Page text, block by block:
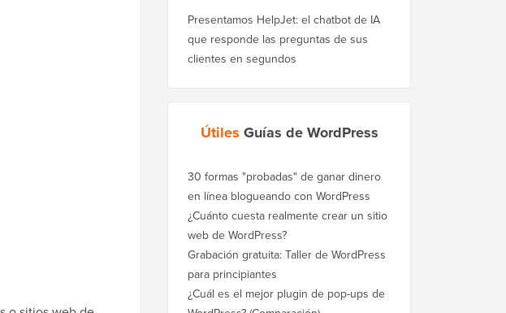
Presentamos HelpJet: el chatbot de IA
que responde las preguntas de sus
clientes en segundos
Útiles Guías de WordPress
30 formas "probadas" de ganar dinero
en línea blogueando con WordPress
¿Cuánto cuesta realmente crear un sitio
web de WordPress?
Grabación gratuita: Taller de WordPress
para principiantes
¿Cuál es el mejor plugin de pop-ups de